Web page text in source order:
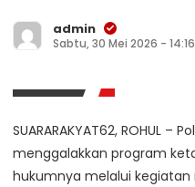
admin
Sabtu, 30 Mei 2026 -
SUARARAKYAT62, ROHUL –
menggalakkan program
hukumnya melalui